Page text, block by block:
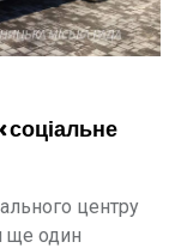
центру
ще один